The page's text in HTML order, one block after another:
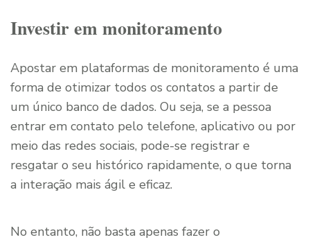
Investir em monitoramento
Apostar em plataformas de monitoramento é uma
forma de otimizar todos os contatos a partir de
um único banco de dados. Ou seja, se a pessoa
entrar em contato pelo telefone, aplicativo ou por
meio das redes sociais, pode-se registrar e
resgatar o seu histórico rapidamente, o que torna
a interação mais ágil e eficaz.
No entanto, não basta apenas fazer o